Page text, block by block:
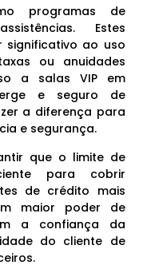
programas de
Estes
ao uso
ou anuidades
a salas VIP em
e seguro de
a diferença para
e segurança.
que o limite de
para cobrir
de crédito mais
maior poder de
a confiança da
do cliente de